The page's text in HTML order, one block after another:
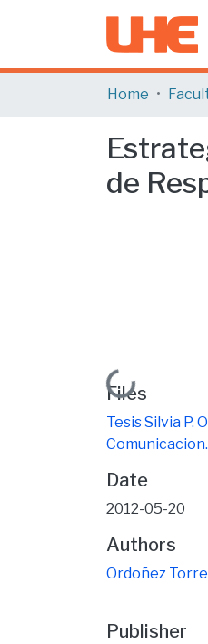
Home
de
Loading...
Files
Tesis Silvia P.
Date
2012-05-20
Authors
Ordoñez
Publisher